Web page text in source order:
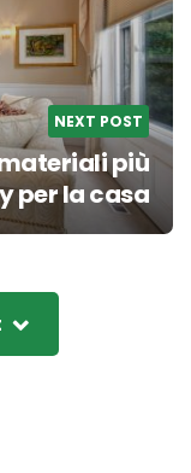
NEXT POST
più
per la casa